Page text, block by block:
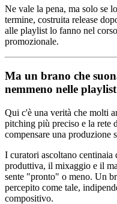
Ne vale la pena, ma solo se
termine, costruita release
alle playlist lo fanno nel
promozionale.
Ma un brano che
nemmeno nelle playlist
Qui c'è una verità che molti
pitching più preciso e la rete
compensare una produzione
I curatori ascoltano centinaia
produttiva, il mixaggio e il
sente "pronto" o meno. Un
percepito come tale,
compositivo.